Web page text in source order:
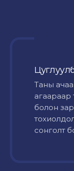
Таны ачаа
агаараар
болон
сонголт